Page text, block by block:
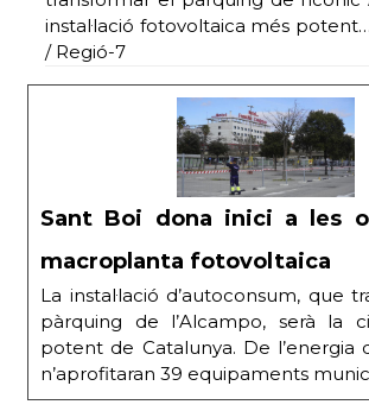
instal·lació fotovoltaica més
/ Regió-7
Sant Boi dona inici a les
macroplanta fotovoltaica
La instal·lació d’autoconsum, que
pàrquing de l’Alcampo, serà la
potent de Catalunya. De l’energia
n’aprofitaran 39 equipaments